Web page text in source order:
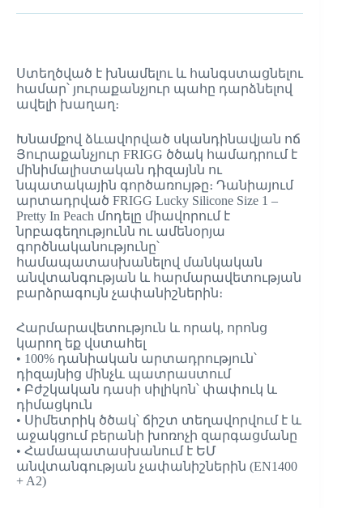
Ստեղծված է խնամելու և հանգստացնելու
համար՝ յուրաքանչյուր պահը դարձնելով
ավելի խաղաղ։
Խնամքով ձևավորված սկանդինավյան ոճ
Յուրաքանչյուր FRIGG ծծակ համադրում է
մինիմալիստական դիզայնն ու
նպատակային գործառույթը։ Դանիայում
արտադրված FRIGG Lucky Silicone Size 1 –
Pretty In Peach մոդելը միավորում է
նրբագեղությունն ու ամենօրյա
գործնականությունը՝
համապատասխանելով մանկական
անվտանգության և հարմարավետության
բարձրագույն չափանիշներին։
Հարմարավետություն և որակ, որոնց
կարող եք վստահել
• 100% դանիական արտադրություն՝
դիզայնից մինչև պատրաստում
• Բժշկական դասի սիլիկոն՝ փափուկ և
դիմացկուն
• Սիմետրիկ ծծակ՝ ճիշտ տեղավորվում է և
աջակցում բերանի խոռոչի զարգացմանը
• Համապատասխանում է ԵՄ
անվտանգության չափանիշներին (EN1400
+ A2)